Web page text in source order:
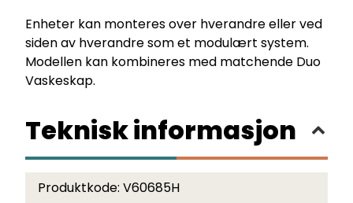
Enheter kan monteres over hverandre eller ved
siden av hverandre som et modulært system.
Modellen kan kombineres med matchende Duo
Vaskeskap.
Teknisk informasjon
Produktkode: V60685H